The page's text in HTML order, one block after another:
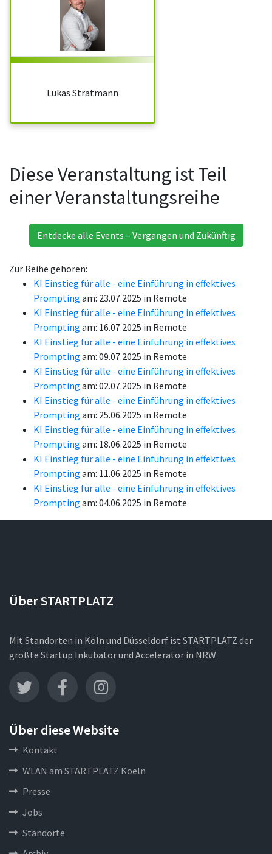
Lukas Stratmann
Diese Veranstaltung ist Teil
einer Veranstaltungsreihe
Entdecke alle Events – Vergangen und Zukünftig
Zur Reihe gehören:
KI Einstieg für alle - eine Einführung in effektives
Prompting am: 23.07.2025 in Remote
KI Einstieg für alle - eine Einführung in effektives
Prompting am: 16.07.2025 in Remote
KI Einstieg für alle - eine Einführung in effektives
Prompting am: 09.07.2025 in Remote
KI Einstieg für alle - eine Einführung in effektives
Prompting am: 02.07.2025 in Remote
KI Einstieg für alle - eine Einführung in effektives
Prompting am: 25.06.2025 in Remote
KI Einstieg für alle - eine Einführung in effektives
Prompting am: 18.06.2025 in Remote
KI Einstieg für alle - eine Einführung in effektives
Prompting am: 11.06.2025 in Remote
KI Einstieg für alle - eine Einführung in effektives
Prompting am: 04.06.2025 in Remote
Über STARTPLATZ
Mit Standorten in Köln und Düsseldorf ist STARTPLATZ der
größte Startup Inkubator und Accelerator in NRW
Über diese Website
Kontakt
WLAN am STARTPLATZ Koeln
Presse
Jobs
Standorte